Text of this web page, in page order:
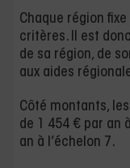
Chaque région
critères. Il est
de sa région, de
aux aides
Côté montants,
de 1 454 € par an
an à l’échelon 7.